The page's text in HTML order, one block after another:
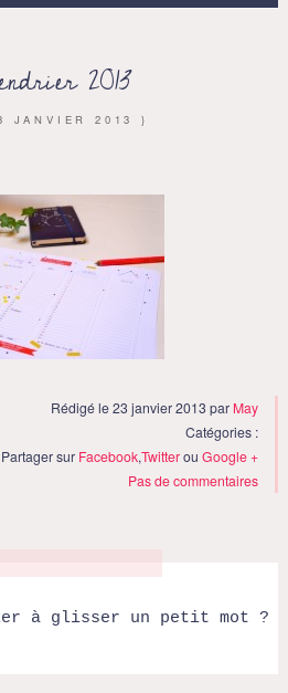
2013
JANVIER 2013 }
Rédigé le 23 janvier 2013 par May
Catégories :
Partager sur Facebook,TwitterouGoogle +
Pas de commentaires
à glisser un petit mot ?